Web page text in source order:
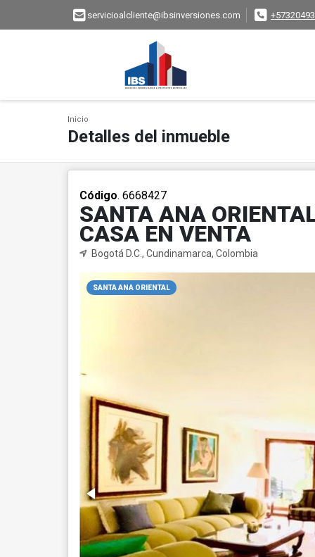
servicioalcliente@ibsinversiones.com
Inicio
Detalles del inmueble
Código. 6668427
SANTA ANA
CASA EN VENTA
Bogotá D.C., Cundinamarca, Colombia
SANTA ANA ORIENTAL